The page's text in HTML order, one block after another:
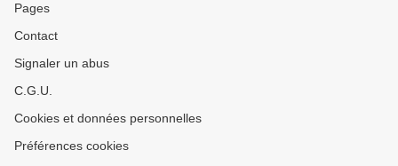
Pages
Contact
Signaler un abus
C.G.U.
Cookies et données personnelles
Préférences cookies